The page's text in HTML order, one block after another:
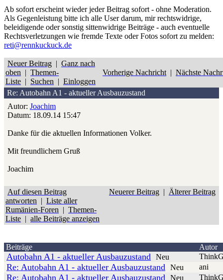
Ab sofort erscheint wieder jeder Beitrag sofort - ohne Moderation.
Als Gegenleistung bitte ich alle User darum, mir rechtswidrige,
beleidigende oder sonstig sittenwidrige Beiträge - auch eventuelle
Rechtsverletzungen wie fremde Texte oder Fotos sofort zu melden:
reti@rennkuckuck.de
Neuer Beitrag | Ganz nach
oben | Themen-
Liste | Suchen | Einloggen
Vorherige Nachricht | Nächste
Re: Autobahn A1 - aktueller Ausbauzustand
Autor: Joachim
Datum: 18.09.14 15:47
Danke für die aktuellen Informationen Volker.
Mit freundlichem Gruß
Joachim
Auf diesen Beitrag
antworten | Liste aller
Rumänien-Foren | Themen-
Liste | alle Beiträge anzeigen
Neuerer Beitrag | Älterer Beitrag
Beiträge Autor
Autobahn A1 - aktueller Ausbauzustand Neu
Re: Autobahn A1 - aktueller Ausbauzustand Neu ani
Re: Autobahn A1 - aktueller Ausbauzustand Neu